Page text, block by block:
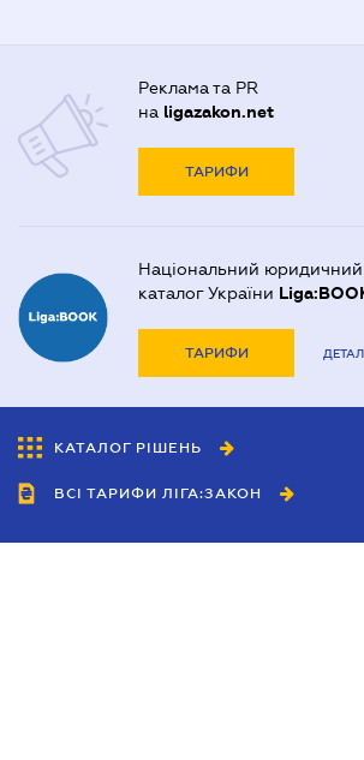
Реклама та PR
на ligazakon.net
ТАРИФИ
Національний юридичний
каталог України
ТАРИФИ
КАТАЛОГ РІШЕНЬ
ВСІ ТАРИФИ ЛІГА:ЗАКОН